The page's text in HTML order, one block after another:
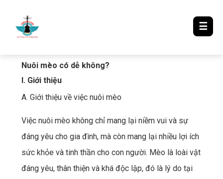
☰
Nuôi mèo có dễ không?
I. Giới thiệu
A. Giới thiệu về việc nuôi mèo
Việc nuôi mèo không chỉ mang lại niềm vui và sự
đáng yêu cho gia đình, mà còn mang lại nhiều lợi ích
sức khỏe và tinh thần cho con người. Mèo là loài vật
đáng yêu, thân thiện và khá độc lập, đó là lý do tại